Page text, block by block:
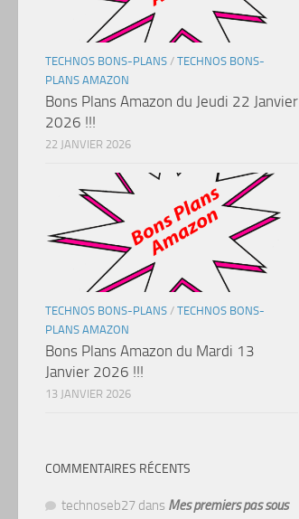
TECHNOS BONS-PLANS / TECHNOS BONS-
PLANS AMAZON
Bons Plans Amazon du Jeudi 22 Janvier
2026 !!!
22 JANVIER 2026
TECHNOS BONS-PLANS / TECHNOS BONS-
PLANS AMAZON
Bons Plans Amazon du Mardi 13
Janvier 2026 !!!
13 JANVIER 2026
COMMENTAIRES RÉCENTS
technoseb27 dans Mes premiers pas sous